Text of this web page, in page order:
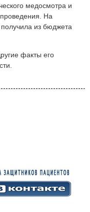
медосмотра и
На
из бюджета
факты его